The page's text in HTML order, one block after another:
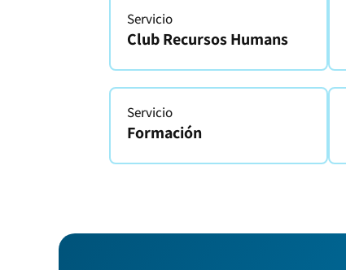
Servicio
Club Recursos Humans
Servicio
Formación